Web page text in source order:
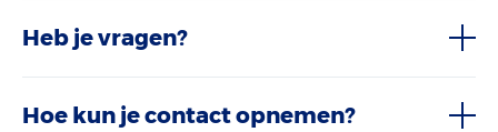
Heb je vragen?
Hoe kun je contact opnemen?